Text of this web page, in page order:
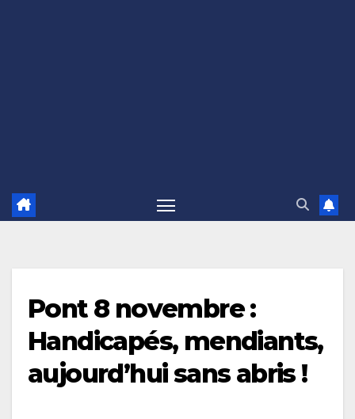
Pont 8 novembre :
Handicapés, mendiants,
aujourd’hui sans abris !